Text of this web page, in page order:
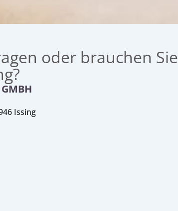
oder brauchen Sie
Issing